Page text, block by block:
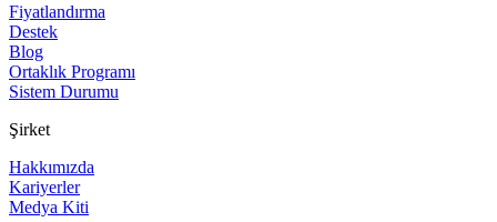
Fiyatlandırma
Destek
Blog
Ortaklık Programı
Sistem Durumu
Şirket
Hakkımızda
Kariyerler
Medya Kiti